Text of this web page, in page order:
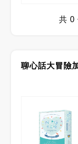
共 0
聊心話大冒險